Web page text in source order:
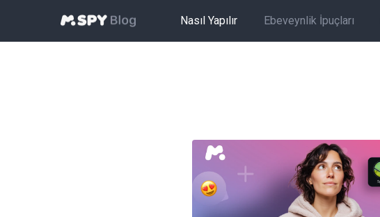
Nasıl Yapılır Ebeveynlik İpuçları